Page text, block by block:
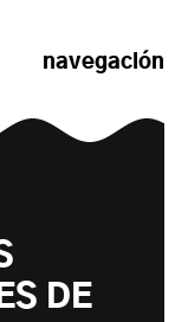
navegación
DE